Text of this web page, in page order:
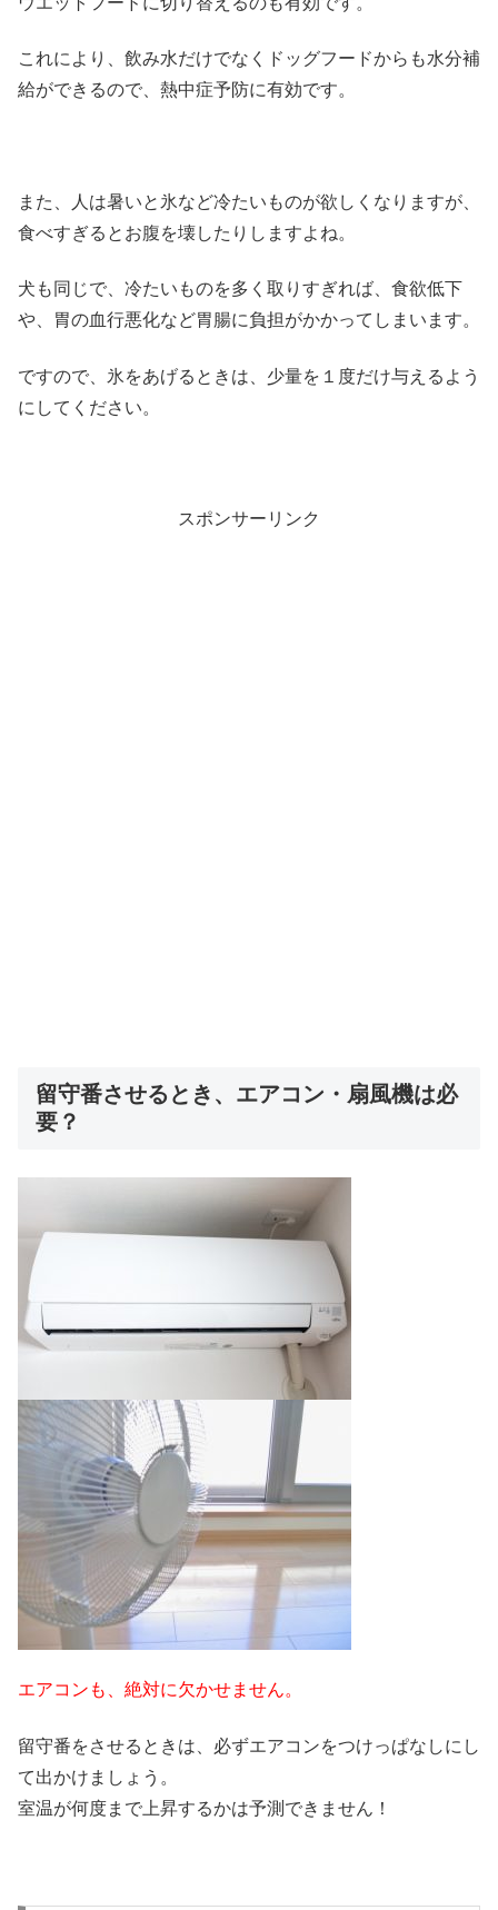
これにより、飲み水だけでなくドッグフードからも水分補
給ができるので、熱中症予防に有効です。
また、人は暑いと氷など冷たいものが欲しくなりますが、
食べすぎるとお腹を壊したりしますよね。
犬も同じで、冷たいものを多く取りすぎれば、食欲低下
や、胃の血行悪化など胃腸に負担がかかってしまいます。
ですので、氷をあげるときは、少量を１度だけ与えるよう
にしてください。
スポンサーリンク
留守番させるとき、エアコン・扇風機は必
要？
エアコンも、絶対に欠かせません。
留守番をさせるときは、必ずエアコンをつけっぱなしにし
て出かけましょう。
室温が何度まで上昇するかは予測できません！